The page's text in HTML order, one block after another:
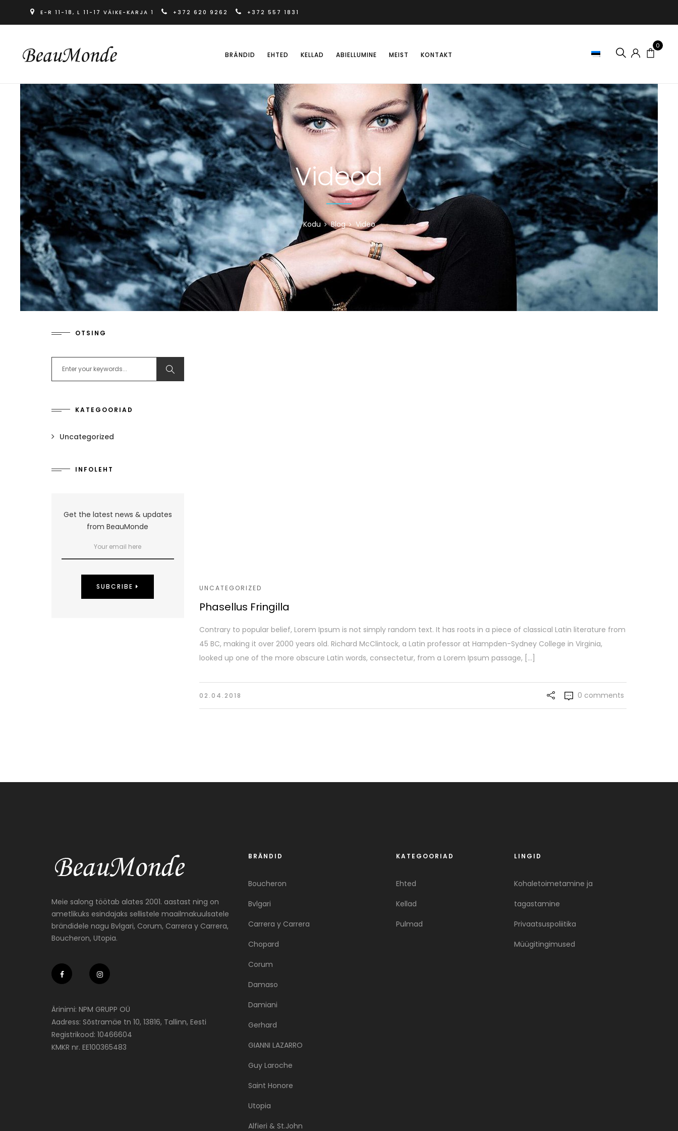
E-R 11-18, L 11-17 VÄIKE-KARJA 1 +372 620 9262 +372 557 1831
BRÄNDID EHTED KELLAD ABIELLUMINE MEIST KONTAKT ESTONIAN
0
Videod
Kodu Blog Video
UNCATEGORIZED
Phasellus Fringilla
Contrary to popular belief, Lorem Ipsum is not simply random text. It has roots in a piece of classical Latin literature from
45 BC, making it over 2000 years old. Richard McClintock, a Latin professor at Hampden-Sydney College in Virginia,
looked up one of the more obscure Latin words, consectetur, from a Lorem Ipsum passage, […]
02.04.2018 0 comments
OTSING
KATEGOORIAD
Uncategorized
INFOLEHT
Get the latest news & updates
from BeauMonde
SUBCRIBE
Meie salong töötab alates 2001. aastast ning on
ametlikuks esindajaks sellistele maailmakuulsatele
brändidele nagu Bvlgari, Corum, Carrera y Carrera,
Boucheron, Utopia.
Ärinimi: NPM GRUPP OÜ
Aadress: Sõstramäe tn 10, 13816, Tallinn, Eesti
Registrikood: 10466604
KMKR nr. EE100365483
BRÄNDID
Boucheron
Bvlgari
Carrera y Carrera
Chopard
Corum
Damaso
Damiani
Gerhard
GIANNI LAZARRO
Guy Laroche
Saint Honore
Utopia
Alfieri & St.John
KATEGOORIAD
Ehted
Kellad
Pulmad
LINGID
Kohaletoimetamine ja
tagastamine
Privaatsuspoliitika
Müügitingimused